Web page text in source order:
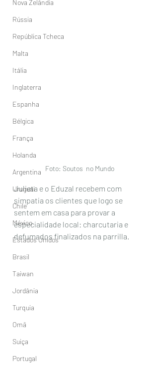
Nova Zelândia
Rússia
República Tcheca
Malta
Itália
Inglaterra
Espanha
Bélgica
França
Holanda
Argentina
Uruguai
Chile
México
Estados Unidos
Brasil
Taiwan
Jordânia
Turquia
Omã
Suiça
Portugal
Foto: Soutos  no Mundo
Julieta e o Eduzal recebem com
simpatia os clientes que logo se
sentem em casa para provar a
especialidade local: charcutaria e
defumados finalizados na parrilla.